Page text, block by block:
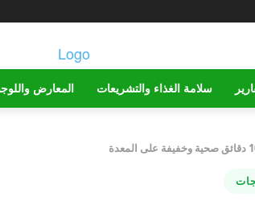
سلامة الغذاء والتشريعات المعارض